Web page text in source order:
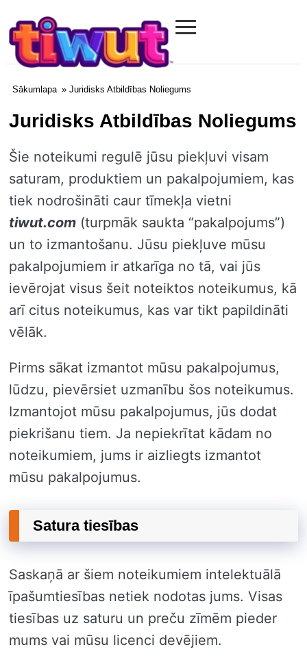
Tiwut.com
≡
Sākumlapa » Juridisks Atbildības Noliegums
Juridisks Atbildības Noliegums
Šie noteikumi regulē jūsu piekļuvi visam
saturam, produktiem un pakalpojumiem, kas
tiek nodrošināti caur tīmekļa vietni
tiwut.com (turpmāk saukta “pakalpojums”)
un to izmantošanu. Jūsu piekļuve mūsu
pakalpojumiem ir atkarīga no tā, vai jūs
ievērojat visus šeit noteiktos noteikumus, kā
arī citus noteikumus, kas var tikt papildināti
vēlāk.
Pirms sākat izmantot mūsu pakalpojumus,
lūdzu, pievērsiet uzmanību šos noteikumus.
Izmantojot mūsu pakalpojumus, jūs dodat
piekrišanu tiem. Ja nepiekrītat kādam no
noteikumiem, jums ir aizliegts izmantot
mūsu pakalpojumus.
Satura tiesības
Saskaņā ar šiem noteikumiem intelektuālā
īpašumtiesības netiek nodotas jums. Visas
tiesības uz saturu un preču zīmēm pieder
mums vai mūsu licenci devējiem.